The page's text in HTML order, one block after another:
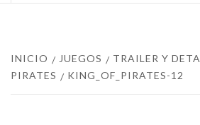
INICIO JUEGOS
TRAILER Y
PIRATES
KING_OF_PIRATES-12